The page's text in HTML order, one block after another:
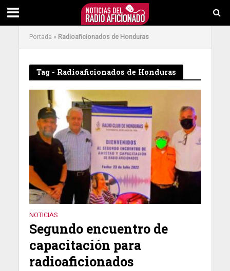
Portada » Radioaficionados de Honduras
Tag - Radioaficionados de Honduras
NOTICIAS
Segundo encuentro de
capacitación para
radioaficionados